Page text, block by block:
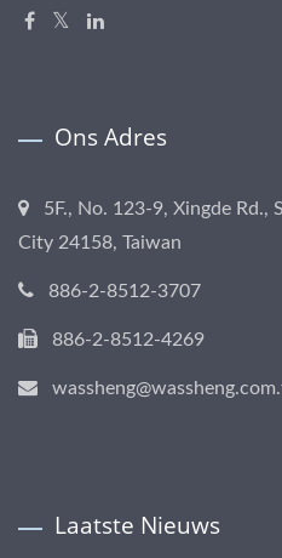
Ons Adres
5F., No. 123-9, Xingde Rd.,
City 24158, Taiwan
886-2-8512-3707
886-2-8512-4269
Laatste Nieuws